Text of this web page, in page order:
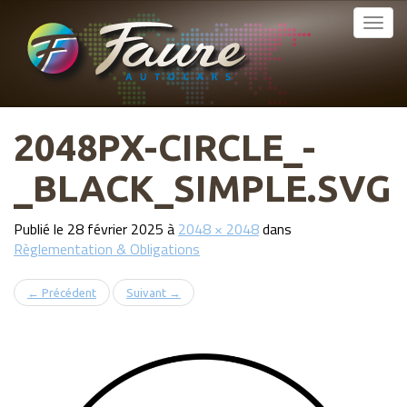
Faure Autocars
MENU
PRINCIPAL
contenu
2048PX-CIRCLE_-
_BLACK_SIMPLE.SVG
Publié le 28 février 2025 à 2048 × 2048dans
Règlementation & Obligations
← Précédent Suivant →